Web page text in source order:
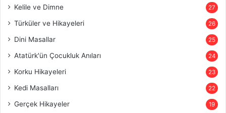
Kelile ve Dimne 27
Türküler ve Hikayeleri 26
Dini Masallar 25
Atatürk'ün Çocukluk Anıları 24
Korku Hikayeleri 23
Kedi Masalları 22
Gerçek Hikayeler 19